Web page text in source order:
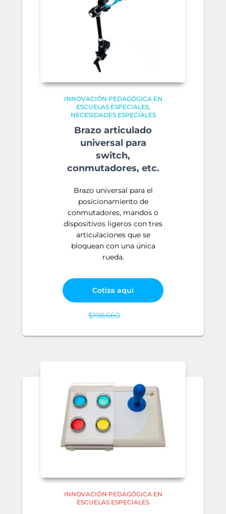
INNOVACIÓN PEDAGÓGICA EN
ESCUELAS ESPECIALES
NECESIDADES ESPECIALES
Brazo articulado
universal para
switch,
conmutadores, etc.
Brazo universal para el
posicionamiento de
conmutadores, mandos o
dispositivos ligeros con tres
articulaciones que se
bloquean con una única
rueda.
Cotiza aquí
$198.660
INNOVACIÓN PEDAGÓGICA EN
ESCUELAS ESPECIALES